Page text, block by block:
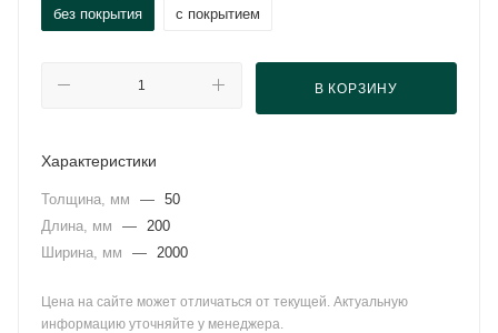
без покрытия с покрытием
В КОРЗИНУ
Характеристики
Толщина, мм — 50
Длина, мм
—
200
Ширина, мм
— 2000
Цена на сайте может отличаться от текущей. Актуальную
информацию уточняйте у менеджера.